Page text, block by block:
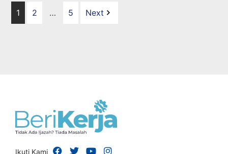
1 2 … 5 Next
Ikuti Kami